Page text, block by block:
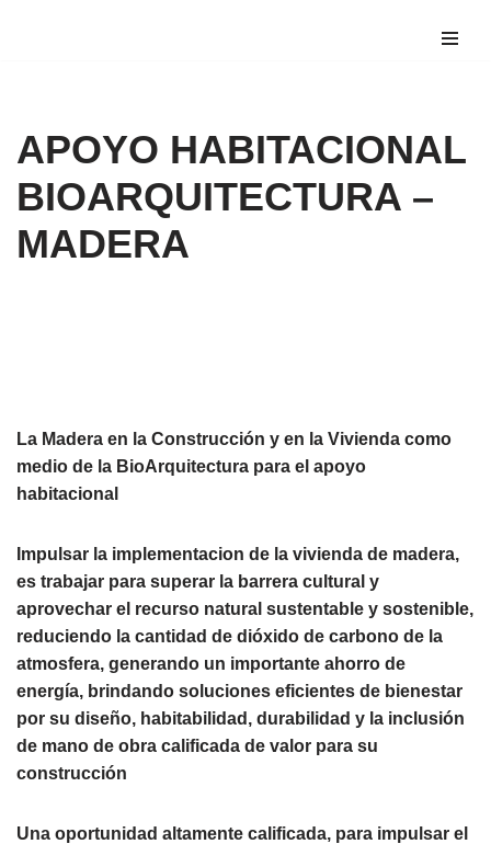
APOYO HABITACIONAL
BIOARQUITECTURA –
MADERA
La Madera en la Construcción y en la Vivienda como
medio de la BioArquitectura para el apoyo
habitacional
Impulsar la implementacion de la vivienda de madera,
es trabajar para superar la barrera cultural y
aprovechar el recurso natural sustentable y sostenible,
reduciendo la cantidad de dióxido de carbono de la
atmosfera, generando un importante ahorro de
energía, brindando soluciones eficientes de bienestar
por su diseño, habitabilidad, durabilidad y la inclusión
de mano de obra calificada de valor para su
construcción
Una oportunidad altamente calificada, para impulsar el